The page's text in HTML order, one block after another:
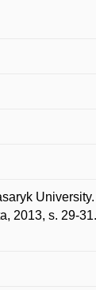
2013, s. 29-